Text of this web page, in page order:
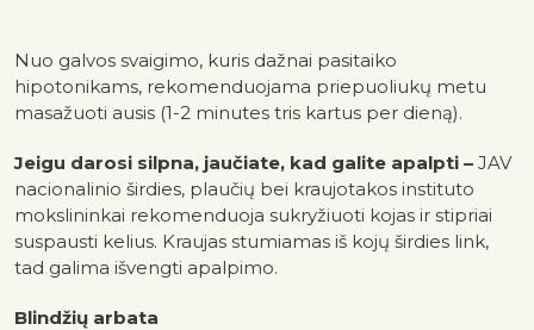
Nuo galvos svaigimo, kuris dažnai pasitaiko
hipotonikams, rekomenduojama priepuoliukų metu
masažuoti ausis (1-2 minutes tris kartus per dieną).
Jeigu darosi silpna, jaučiate, kad galite apalpti – JAV
nacionalinio širdies, plaučių bei kraujotakos instituto
mokslininkai rekomenduoja sukryžiuoti kojas ir stipriai
suspausti kelius. Kraujas stumiamas iš kojų širdies link,
tad galima išvengti apalpimo.
Blindžių arbata